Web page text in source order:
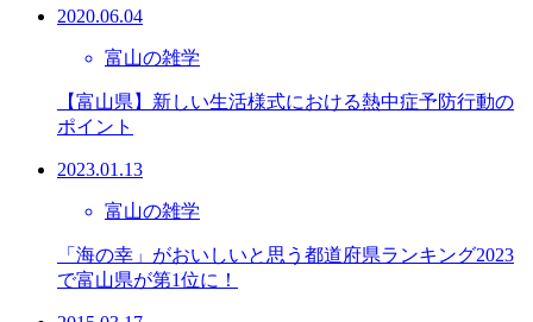
2020.06.04
富山の雑学
【富山県】新しい生活様式における熱中症予防行動の
ポイント
2023.01.13
富山の雑学
「海の幸」がおいしいと思う都道府県ランキング2023
で富山県が第1位に！